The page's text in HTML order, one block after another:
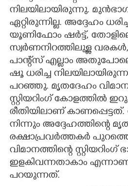
നിലയിലായിരുന്നു.
ഏറ്റിരുന്നില്ല. അദ്ദേഹം
യൂണിഫോം ഷർട്ട്,​
സ്വർണനിറത്തിലുള്ള
പാന്റ്സ് എല്ലാം
ഷൂ ധരിച്ച
പറഞ്ഞു. മൃതദേഹം
സ്റ്റിയറിംഗ് കോളത്തിൽ
രീതിയിലാണ് കാണപ്പെട്ടത്.
നിന്നും അദ്ദേഹത്തിന്റെ
രക്ഷാപ്രവർത്തകർ
വിമാനത്തിന്റെ സ്റ്റിയറിംഗ്
ഇളകിവന്നതാകാം
പറയുന്നത്.